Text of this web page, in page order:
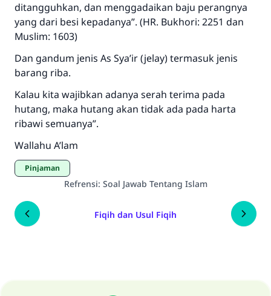
ditangguhkan, dan menggadaikan baju perangnya
yang dari besi kepadanya”. (HR. Bukhori: 2251 dan
Muslim: 1603)
Dan gandum jenis As Sya’ir (jelay) termasuk jenis
barang riba.
Kalau kita wajibkan adanya serah terima pada
hutang, maka hutang akan tidak ada pada harta
ribawi semuanya”.
Wallahu A’lam
Pinjaman
Refrensi: Soal Jawab Tentang Islam
Fiqih dan Usul Fiqih